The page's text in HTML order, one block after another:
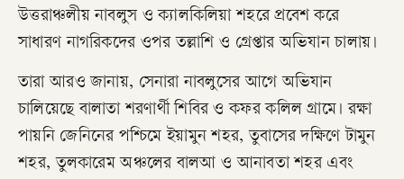
উত্তরাঞ্চলীয় নাবলুস ও ক্যালকিলিয়া শহরে প্রবেশ করে
সাধারণ নাগরিকদের ওপর তল্লাশি ও গ্রেপ্তার অভিযান চালায়।
তারা আরও জানায়, সেনারা নাবলুসের আগে অভিযান
চালিয়েছে বালাতা শরণার্থী শিবির ও কফর কলিল গ্রামে। রক্ষা
পায়নি জেনিনের পশ্চিমে ইয়ামুন শহর, তুবাসের দক্ষিণে টামুন
শহর, তুলকারেম অঞ্চলের বালআ ও আনাবতা শহর এবং